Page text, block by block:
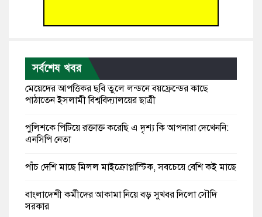
সর্বশেষ খবর
মেয়েদের আপত্তিকর ছবি তুলে লন্ডনে বয়ফ্রেন্ডের কাছে
পাঠাতেন ইসলামী বিশ্ববিদ্যালয়ের ছাত্রী
পুলিশকে পিটিয়ে রক্তাক্ত করেছি এ দৃশ্য কি আপনারা দেখেননি:
এনসিপি নেতা
পাঁচ দেশি মাছে মিলল মাইক্রোপ্লাস্টিক, সবচেয়ে বেশি কই মাছে
বাংলাদেশী কর্মীদের আকামা নিয়ে বড় সুখবর দিলো সৌদি
সরকার